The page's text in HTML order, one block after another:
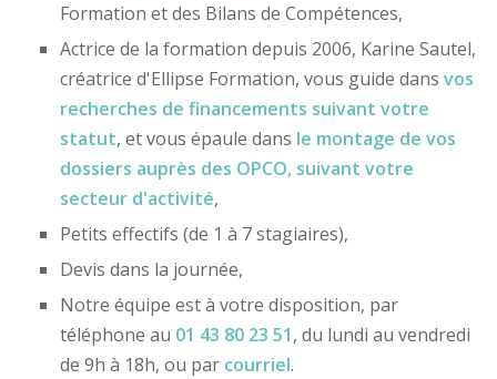
Formation et des Bilans de Compétences,
Actrice de la formation depuis 2006, Karine Sautel,
créatrice d'Ellipse Formation, vous guide dans vos
recherches de financements suivant votre
statut, et vous épaule dans le montage de vos
dossiers auprès des OPCO, suivant votre
secteur d'activité,
Petits effectifs (de 1 à 7 stagiaires),
Devis dans la journée,
Notre équipe est à votre disposition, par
téléphone au 01 43 80 23 51, du lundi au vendredi
de 9h à 18h, ou par courriel.